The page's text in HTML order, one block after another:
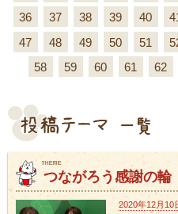
36
37 38 39 40
47
48 49 50 51
58
59 60 61 62
つながろう感謝の輪
2020年12月10